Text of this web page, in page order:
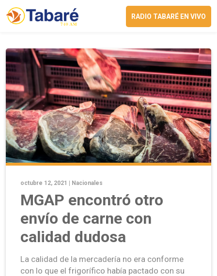
RADIO TABARÉ EN VIVO
octubre 12, 2021 | Nacionales
MGAP encontró otro
envío de carne con
calidad dudosa
La calidad de la mercadería no era conforme
con lo que el frigorífico había pactado con su